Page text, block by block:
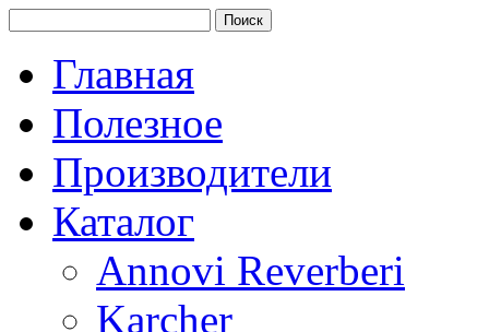
Главная
Полезное
Производители
Каталог
Annovi Reverberi
Karcher